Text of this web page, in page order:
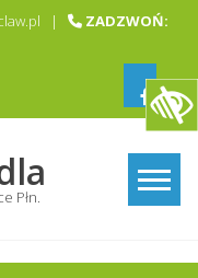
|
ZADZWOŃ:
Płn.